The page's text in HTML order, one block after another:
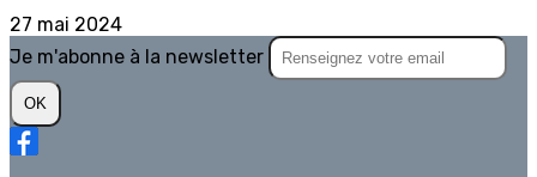
27 mai 2024
Je m'abonne à la newsletter
OK